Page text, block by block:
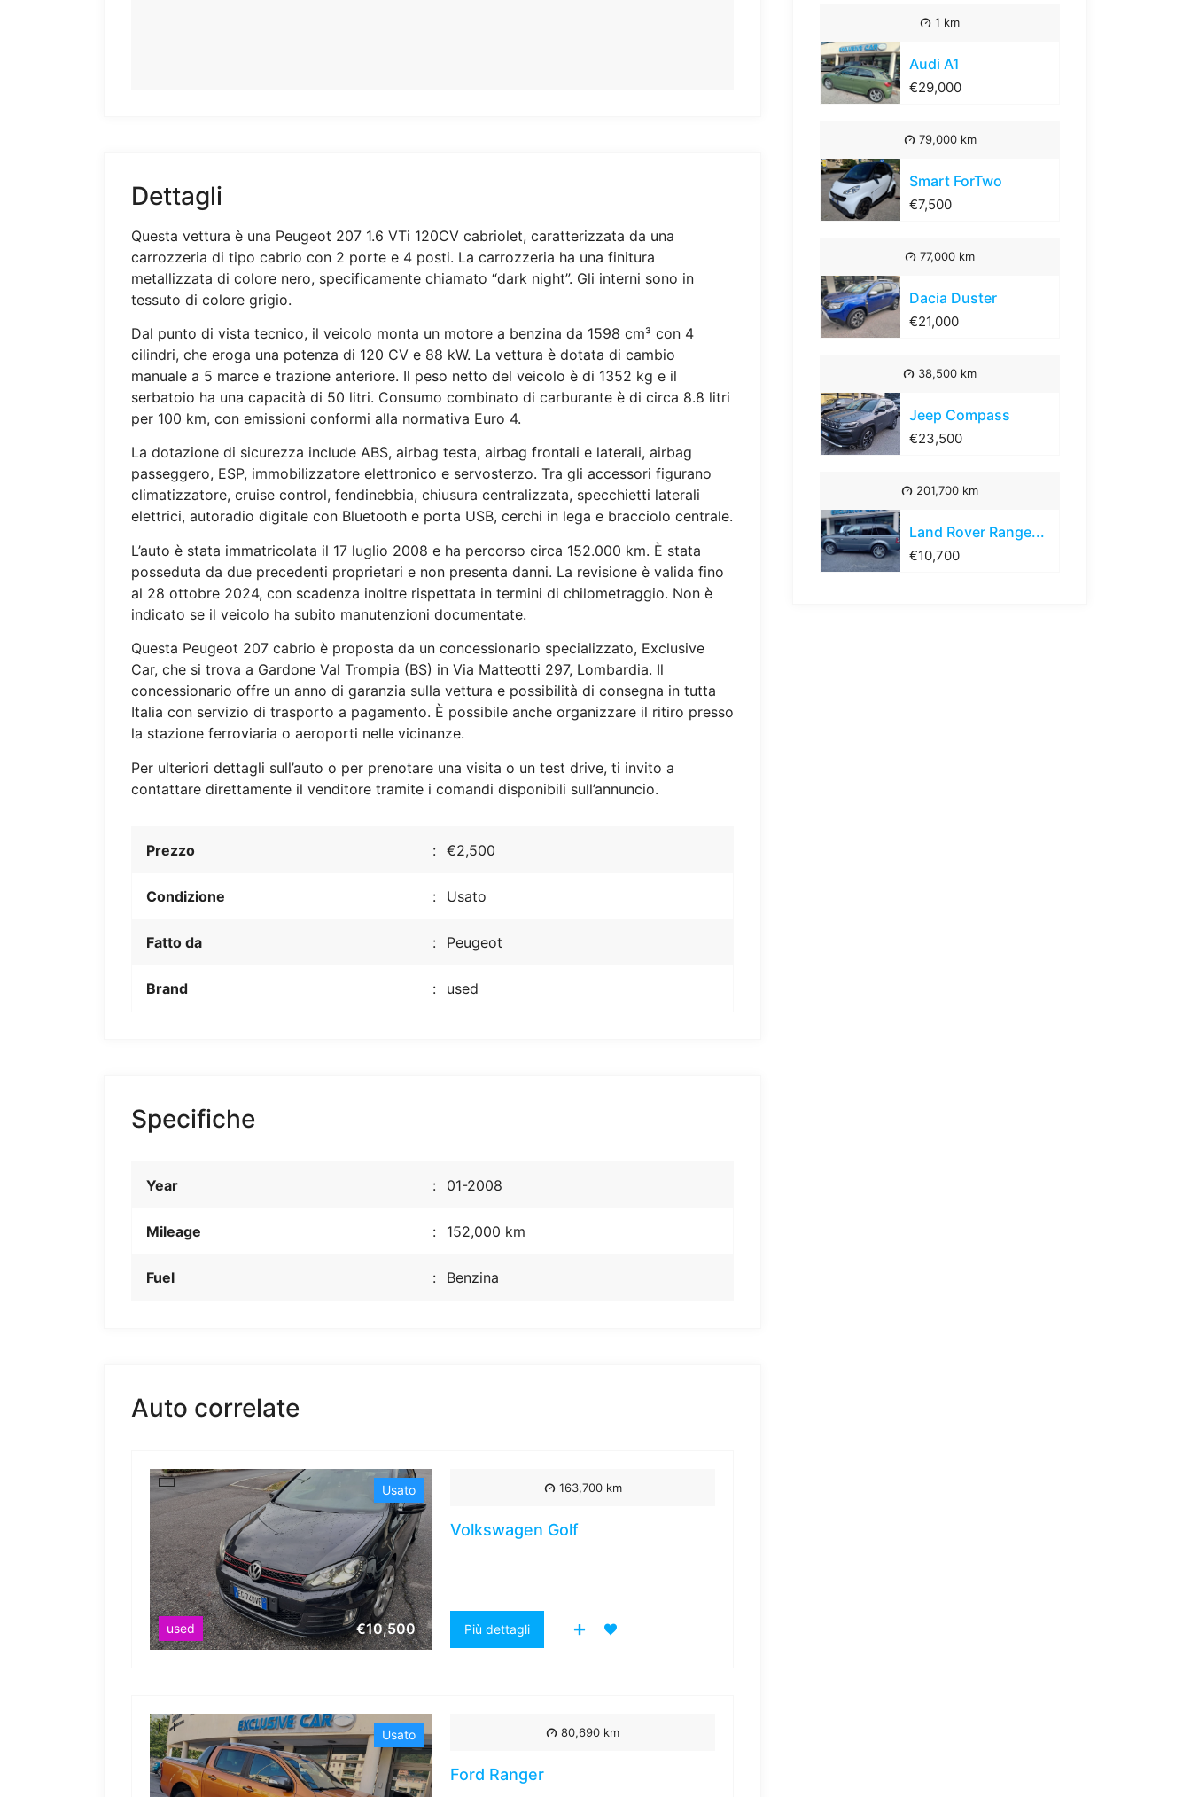
Dettagli
Questa vettura è una Peugeot 207 1.6 VTi 120CV cabriolet, caratterizzata da una
carrozzeria di tipo cabrio con 2 porte e 4 posti. La carrozzeria ha una finitura
metallizzata di colore nero, specificamente chiamato “dark night”. Gli interni sono in
tessuto di colore grigio.
Dal punto di vista tecnico, il veicolo monta un motore a benzina da 1598 cm³ con 4
cilindri, che eroga una potenza di 120 CV e 88 kW. La vettura è dotata di cambio
manuale a 5 marce e trazione anteriore. Il peso netto del veicolo è di 1352 kg e il
serbatoio ha una capacità di 50 litri. Consumo combinato di carburante è di circa 8.8 litri
per 100 km, con emissioni conformi alla normativa Euro 4.
La dotazione di sicurezza include ABS, airbag testa, airbag frontali e laterali, airbag
passeggero, ESP, immobilizzatore elettronico e servosterzo. Tra gli accessori figurano
climatizzatore, cruise control, fendinebbia, chiusura centralizzata, specchietti laterali
elettrici, autoradio digitale con Bluetooth e porta USB, cerchi in lega e bracciolo centrale.
L’auto è stata immatricolata il 17 luglio 2008 e ha percorso circa 152.000 km. È stata
posseduta da due precedenti proprietari e non presenta danni. La revisione è valida fino
al 28 ottobre 2024, con scadenza inoltre rispettata in termini di chilometraggio. Non è
indicato se il veicolo ha subito manutenzioni documentate.
Questa Peugeot 207 cabrio è proposta da un concessionario specializzato, Exclusive
Car, che si trova a Gardone Val Trompia (BS) in Via Matteotti 297, Lombardia. Il
concessionario offre un anno di garanzia sulla vettura e possibilità di consegna in tutta
Italia con servizio di trasporto a pagamento. È possibile anche organizzare il ritiro presso
la stazione ferroviaria o aeroporti nelle vicinanze.
Per ulteriori dettagli sull’auto o per prenotare una visita o un test drive, ti invito a
contattare direttamente il venditore tramite i comandi disponibili sull’annuncio.
Prezzo €2,500
Condizione Usato
Fatto da Peugeot
Brand used
Specifiche
Year 01-2008
Mileage 152,000 km
Fuel Benzina
Auto correlate
Usato
used €10,500
163,700 km
Volkswagen Golf
Più dettagli
Usato 80,690 km
Ford Ranger
1 km
Audi A1
€29,000
79,000 km
Smart ForTwo
€7,500
77,000 km
Dacia Duster
€21,000
38,500 km
Jeep Compass
€23,500
201,700 km
Land Rover Range...
€10,700